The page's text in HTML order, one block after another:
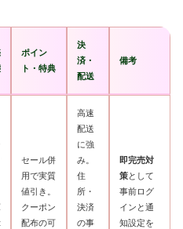
ポイン
ト・特典
決
済・
配送
備考
セール併
用で実質
値引き。
クーポン
配布の可
高速
配送
に強
み。
住
所・
決済
の事
即完売対
策として
事前ログ
インと通
知設定を